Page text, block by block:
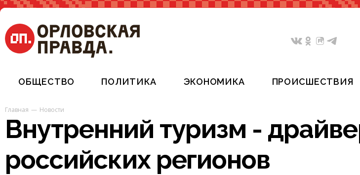
ОБЩЕСТВО ПОЛИТИКА ЭКОНОМИКА ПРОИСШЕСТВИЯ
Главная Новости
Внутренний туризм -
российских регионов